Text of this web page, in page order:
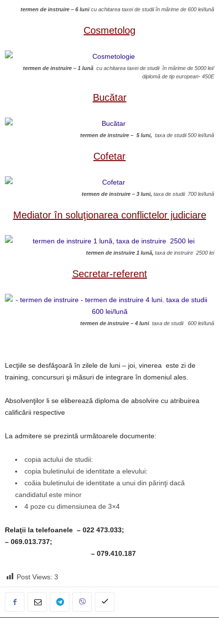
termen de instruire – 6 lunicu achitarea taxei de studii în mărime de 600 lei/lună
Cosmetolog
termen de instruire – 1 lună cu achitarea taxei de studii în mărime de 5000 lei/
diplomă de tip european- 450E
Bucătar
termen de instruire – 5 luni, taxa de studii 500 lei/lună
Cofetar
termen de instruire – 3 luni, taxa de studii 700 lei/lună
Mediator în soluţionarea conflictelor judiciare
termen de instruire 1 lună, taxa de instruire 2500 lei
Secretar-referent
termen de instruire – 4 luni. taxa de studii 600 lei/lună
Lecţiile se desfăşoară în zilele de luni – joi, vinerea este zi de
training, concursuri şi măsuri de integrare în domeniul ales.
Absolvenţilor li se eliberează diploma de absolvire cu atribuirea
calificării respective
La admitere se prezintă următoarele documente:
copia actului de studii:
copia buletinului de identitate a elevului:
coăia buletinului de identitate a unui din părinţi dacă
candidatul este minor
4 poze cu dimensiunea de 3×4
Relaţii la telefoanele – 022 473.033;
– 069.013.737;
– 079.410.187
Post Views: 3